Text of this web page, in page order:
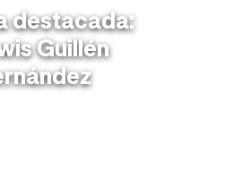
destacada:
Guillén